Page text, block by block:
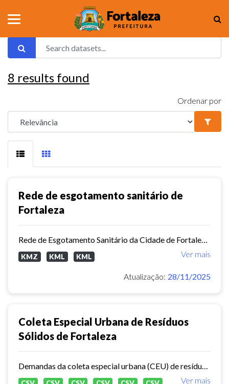
8 results found
Ordenar por
Rede de esgotamento sanitário de
Fortaleza
Ver mais
KMZ KML KML
Atualização: 28/11/2025
Coleta Especial Urbana de Resíduos
Sólidos de Fortaleza
Ver mais